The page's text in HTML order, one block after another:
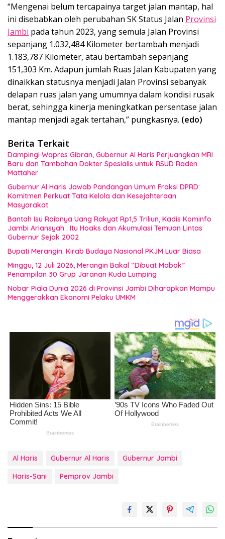
“Mengenai belum tercapainya target jalan mantap, hal
ini disebabkan oleh perubahan SK Status Jalan Provinsi
Jambi pada tahun 2023, yang semula Jalan Provinsi
sepanjang 1.032,484 Kilometer bertambah menjadi
1.183,787 Kilometer, atau bertambah sepanjang
151,303 Km. Adapun jumlah Ruas Jalan Kabupaten yang
dinaikkan statusnya menjadi Jalan Provinsi sebanyak
delapan ruas jalan yang umumnya dalam kondisi rusak
berat, sehingga kinerja meningkatkan persentase jalan
mantap menjadi agak tertahan,” pungkasnya. (edo)
Berita Terkait
Dampingi Wapres Gibran, Gubernur Al Haris Perjuangkan MRI
Baru dan Tambahan Dokter Spesialis untuk RSUD Raden
Mattaher
Gubernur Al Haris Jawab Pandangan Umum Fraksi DPRD:
Komitmen Perkuat Tata Kelola dan Kesejahteraan
Masyarakat
Bantah Isu Raibnya Uang Rakyat Rp1,5 Triliun, Kadis Kominfo
Jambi Ariansyah : Itu Hoaks dan Akumulasi Temuan Lintas
Gubernur Sejak 2002
Bupati Merangin: Kirab Budaya Nasional PKJM Luar Biasa
Minggu, 12 Juli 2026, Merangin Bakal “Dibuat Mabok”
Penampilan 30 Grup Jaranan Kuda Lumping
Nobar Piala Dunia 2026 di Provinsi Jambi Diharapkan Mampu
Menggerakkan Ekonomi Pelaku UMKM
Al Haris Gubernur Al Haris
Gubernur Jambi
Haris-Sani
Pemprov Jambi